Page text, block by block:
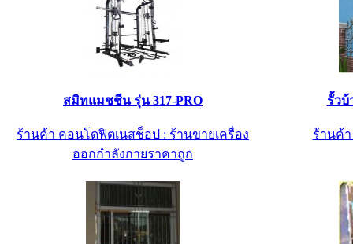
สมิทแมชชีน รุ่น 317-PRO
ร้านค้า คอนโดฟิตเนสช็อป : ร้านขายเครื่อง
ออกกำลังกายราคาถูก
รั้ว
ร้านค้